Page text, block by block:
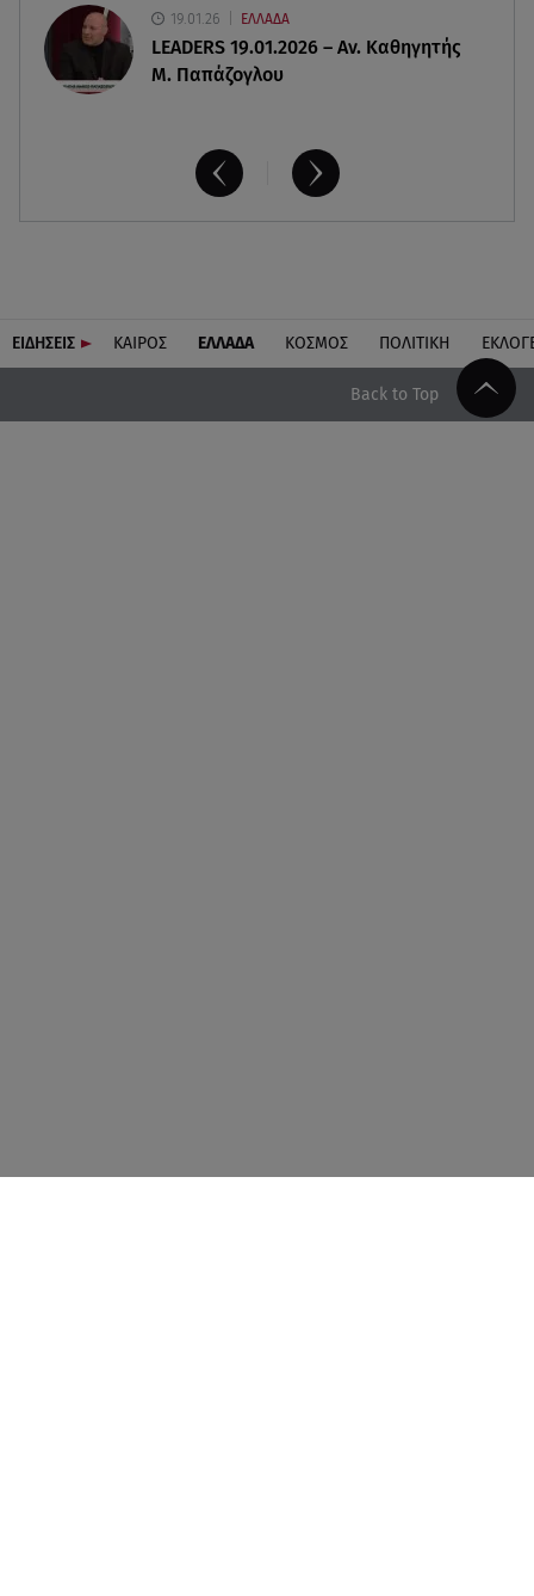
19.01.26 ΕΛΛΑΔΑ
LEADERS 19.01.2026 – Αν. Καθηγητής
Μ. Παπάζογλου
ΕΙΔΗΣΕΙΣ ΚΑΙΡΟΣ ΕΛΛΑΔΑ ΚΟΣΜΟΣ ΠΟΛΙΤΙΚΗ
Back to Top